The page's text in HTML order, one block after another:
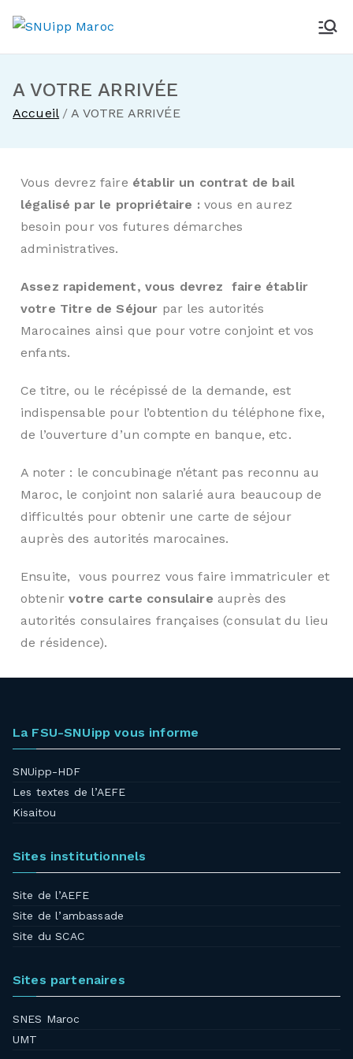
A VOTRE ARRIVÉE
Accueil A VOTRE ARRIVÉE
Vous devrez faire établir un contrat de bail
légalisé par le propriétaire : vous en aurez
besoin pour vos futures démarches
administratives.
Assez rapidement, vous devrez faire établir
votre Titre de Séjour par les autorités
Marocaines ainsi que pour votre conjoint et vos
enfants.
Ce titre, ou le récépissé de la demande, est
indispensable pour l’obtention du téléphone fixe,
de l’ouverture d’un compte en banque, etc.
A noter : le concubinage n’étant pas reconnu au
Maroc, le conjoint non salarié aura beaucoup de
difficultés pour obtenir une carte de séjour
auprès des autorités marocaines.
Ensuite, vous pourrez vous faire immatriculer et
obtenirvotre carte consulaire auprès des
autorités consulaires françaises (consulat du lieu
de résidence).
La FSU-SNUipp vous informe
SNUipp-HDF
Les textes de l’AEFE
Kisaitou
Sites institutionnels
Site de l’AEFE
Site de l’ambassade
Site du SCAC
Sites partenaires
SNES Maroc
UMT